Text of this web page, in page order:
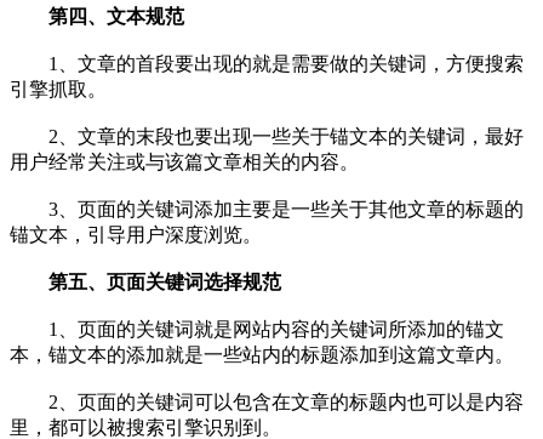
第四、文本规范
1、文章的首段要出现的就是需要做的关键词，方便搜索
引擎抓取。
2、文章的末段也要出现一些关于锚文本的关键词，最好
用户经常关注或与该篇文章相关的内容。
3、页面的关键词添加主要是一些关于其他文章的标题的
锚文本，引导用户深度浏览。
第五、页面关键词选择规范
1、页面的关键词就是网站内容的关键词所添加的锚文
本，锚文本的添加就是一些站内的标题添加到这篇文章内。
2、页面的关键词可以包含在文章的标题内也可以是内容
里，都可以被搜索引擎识别到。